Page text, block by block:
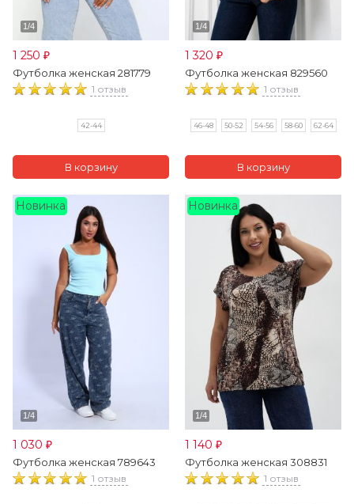
1 250 ₽
Футболка женская 281779
1 отзыв
42-44
1 320 ₽
Футболка женская 829560
1 отзыв
46-48 50-52 54-56 58-60 62-64
Новинка
1 030 ₽
Футболка женская 789643
1 отзыв
Новинка
1 140 ₽
Футболка женская 308831
1 отзыв